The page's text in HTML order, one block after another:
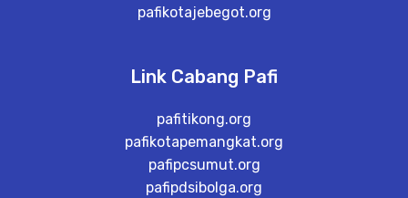
pafikotajebegot.org
Link Cabang Pafi
pafitikong.org
pafikotapemangkat.org
pafipcsumut.org
pafipdsibolga.org